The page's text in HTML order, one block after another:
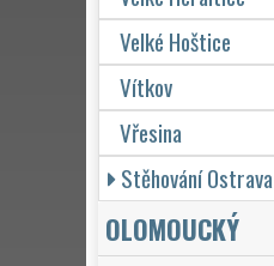
Velké Hoštice
Vítkov
Vřesina
Stěhování Ostrava
OLOMOUCKÝ